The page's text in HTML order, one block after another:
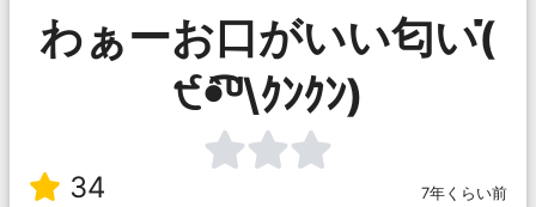
わぁーお口がいい匂い(̋
੯ꔷ̀͡ᓑ\ｸﾝｸﾝ)
34
7年くらい前